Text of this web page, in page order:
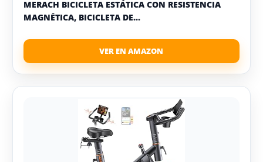
MERACH BICICLETA ESTÁTICA CON RESISTENCIA
MAGNÉTICA, BICICLETA DE...